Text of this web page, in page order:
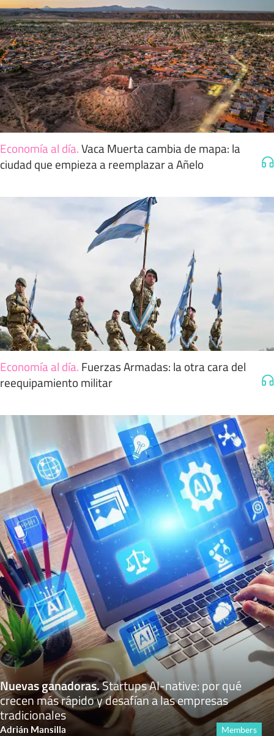
Economía al día.Vaca Muerta cambia de mapa: la
ciudad que empieza a reemplazar a Añelo
Economía al día. Fuerzas Armadas: la otra cara del
reequipamiento militar
Nuevas ganadoras.Startups AI-native: por qué
crecen más rápido y desafían a las empresas
tradicionales
Adrián Mansilla Members